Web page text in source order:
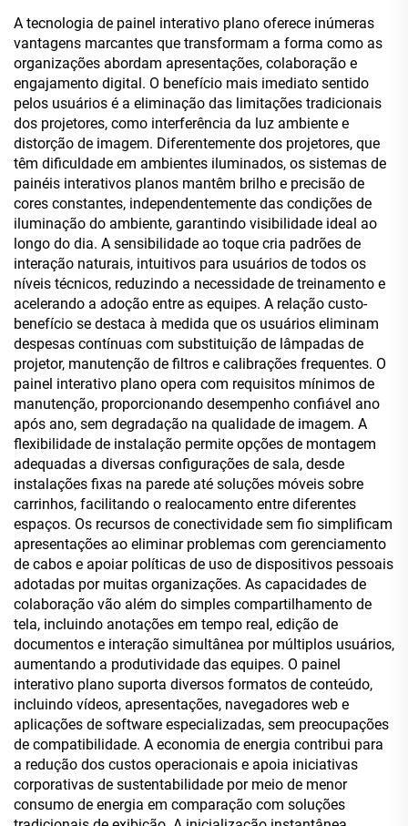
para Alimentação de
Pequeno a Médio Porte
A tecnologia de painel interativo plano oferece inúmeras
vantagens marcantes que transformam a forma como as
organizações abordam apresentações, colaboração e
engajamento digital. O benefício mais imediato sentido
pelos usuários é a eliminação das limitações tradicionais
dos projetores, como interferência da luz ambiente e
distorção de imagem. Diferentemente dos projetores, que
têm dificuldade em ambientes iluminados, os sistemas de
painéis interativos planos mantêm brilho e precisão de
cores constantes, independentemente das condições de
iluminação do ambiente, garantindo visibilidade ideal ao
longo do dia. A sensibilidade ao toque cria padrões de
interação naturais, intuitivos para usuários de todos os
níveis técnicos, reduzindo a necessidade de treinamento e
acelerando a adoção entre as equipes. A relação custo-
benefício se destaca à medida que os usuários eliminam
despesas contínuas com substituição de lâmpadas de
projetor, manutenção de filtros e calibrações frequentes. O
painel interativo plano opera com requisitos mínimos de
manutenção, proporcionando desempenho confiável ano
após ano, sem degradação na qualidade de imagem. A
flexibilidade de instalação permite opções de montagem
adequadas a diversas configurações de sala, desde
instalações fixas na parede até soluções móveis sobre
carrinhos, facilitando o realocamento entre diferentes
espaços. Os recursos de conectividade sem fio simplificam
apresentações ao eliminar problemas com gerenciamento
de cabos e apoiar políticas de uso de dispositivos pessoais
adotadas por muitas organizações. As capacidades de
colaboração vão além do simples compartilhamento de
tela, incluindo anotações em tempo real, edição de
documentos e interação simultânea por múltiplos usuários,
aumentando a produtividade das equipes. O painel
interativo plano suporta diversos formatos de conteúdo,
incluindo vídeos, apresentações, navegadores web e
aplicações de software especializadas, sem preocupações
de compatibilidade. A economia de energia contribui para
a redução dos custos operacionais e apoia iniciativas
corporativas de sustentabilidade por meio de menor
consumo de energia em comparação com soluções